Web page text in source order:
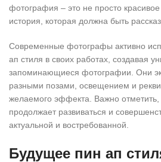
фотография – это не просто
история, которая должна быть
Современные фотографы активно
ап стиля в своих работах, создавая
запоминающиеся фотографии. Они
разными позами, освещением и
желаемого эффекта. Важно
продолжает развиваться и
актуальной и востребованной.
Будущее пин ап